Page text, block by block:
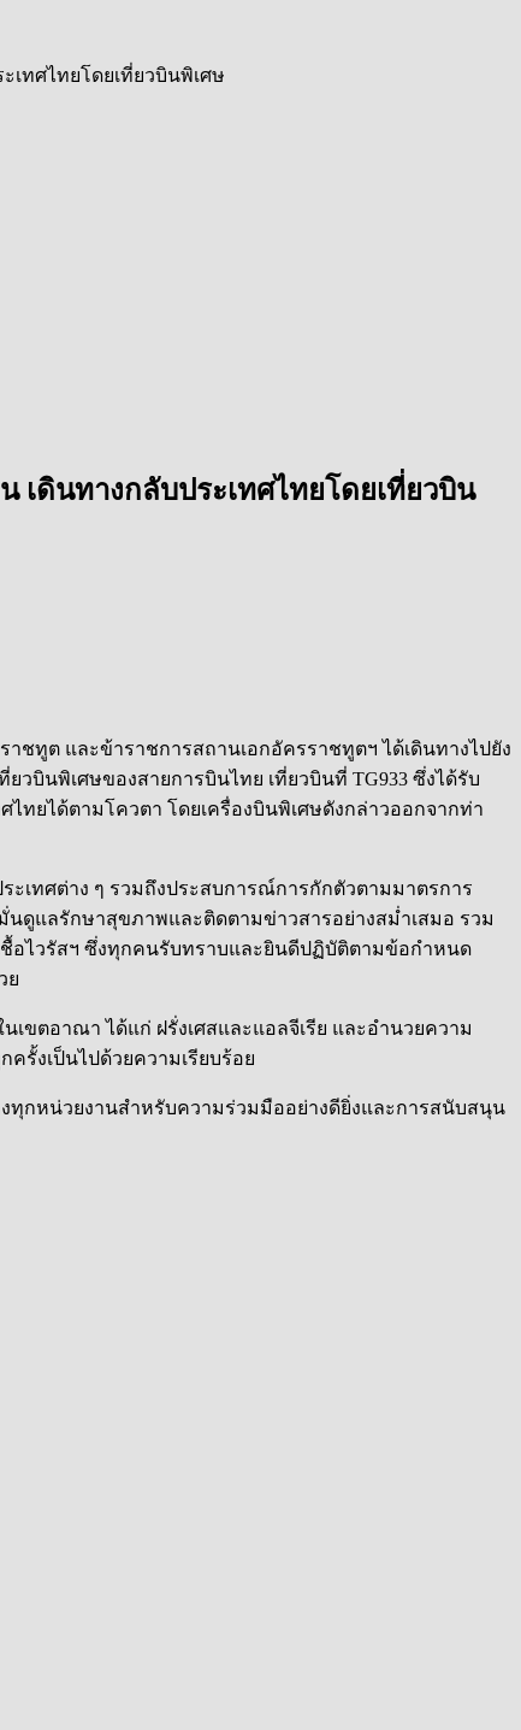
ทศไทยโดยเที่ยวบินพิเศษ
เดินทางกลับประเทศไทยโดยเที่ยวบิน
ชทูต และข้าราชการสถานเอกอัครราชทูตฯ ได้เดินทางไปยัง
วบินพิเศษของสายการบินไทย เที่ยวบินที่ TG933 ซึ่งได้รับ
ไทยได้ตามโควตา โดยเครื่องบินพิเศษดังกล่าวออกจากท่า
ะเทศต่าง ๆ รวมถึงประสบการณ์การกักตัวตามมาตรการ
ดูแลรักษาสุขภาพและติดตามข่าวสารอย่างสม่ำเสมอ รวม
ชื้อไวรัสฯ ซึ่งทุกคนรับทราบและยินดีปฏิบัติตามข้อกำหนด
ย
ขตอาณา ได้แก่ ฝรั่งเศสและแอลจีเรีย และอำนวยความ
รั้งเป็นไปด้วยความเรียบร้อย
ทุกหน่วยงานสำหรับความร่วมมืออย่างดียิ่งและการสนับสนุน